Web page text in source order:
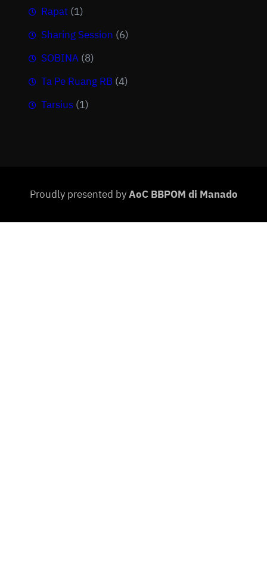
Rapat (1)
Sharing Session (6)
SOBINA (8)
Ta Pe Ruang RB (4)
Tarsius (1)
Proudly presented byAoC BBPOM di Manado